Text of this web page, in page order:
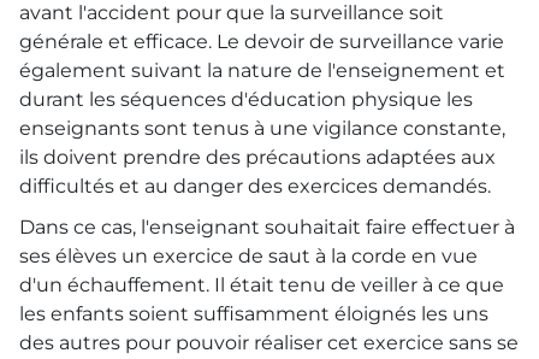
avant l'accident pour que la surveillance soit
générale et efficace. Le devoir de surveillance varie
également suivant la nature de l'enseignement et
durant les séquences d'éducation physique les
enseignants sont tenus à une vigilance constante,
ils doivent prendre des précautions adaptées aux
difficultés et au danger des exercices demandés.
Dans ce cas, l'enseignant souhaitait faire effectuer à
ses élèves un exercice de saut à la corde en vue
d'un échauffement. Il était tenu de veiller à ce que
les enfants soient suffisamment éloignés les uns
des autres pour pouvoir réaliser cet exercice sans se